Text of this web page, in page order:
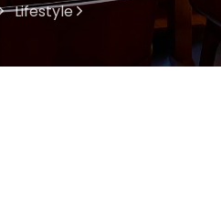
Lifestyle